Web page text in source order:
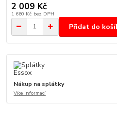
2 009 Kč
1 660 Kč bez DPH
Přidat do
Nákup na splátky
Více informací